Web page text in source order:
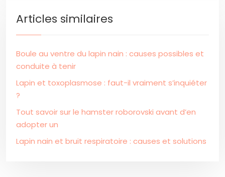
Articles similaires
Boule au ventre du lapin nain : causes possibles et
conduite à tenir
Lapin et toxoplasmose : faut-il vraiment s’inquiéter
?
Tout savoir sur le hamster roborovski avant d’en
adopter un
Lapin nain et bruit respiratoire : causes et solutions